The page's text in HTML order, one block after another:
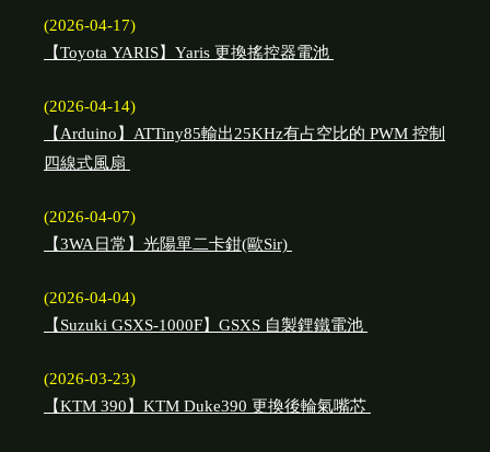
(2026-04-17)
【Toyota YARIS】Yaris 更換搖控器電池
(2026-04-14)
【Arduino】ATTiny85輸出25KHz有占空比的 PWM 控制
四線式風扇
(2026-04-07)
【3WA日常】光陽單二卡鉗(歐Sir)
(2026-04-04)
【Suzuki GSXS-1000F】GSXS 自製鋰鐵電池
(2026-03-23)
【KTM 390】KTM Duke390 更換後輪氣嘴芯